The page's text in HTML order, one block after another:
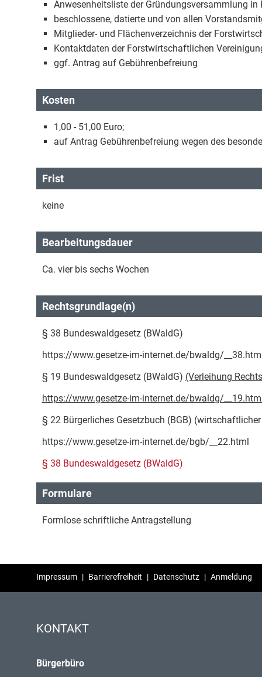
Anwesenheitsliste der Gründungsversammlung in
beschlossene, datierte und von allen
Mitglieder- und Flächenverzeichnis der
Kontaktdaten der Forstwirtschaftlichen
ggf. Antrag auf Gebührenbefreiung
Kosten
1,00 - 51,00 Euro;
auf Antrag Gebührenbefreiung wegen des
Frist
keine
Bearbeitungsdauer
Ca. vier bis sechs Wochen
Rechtsgrundlage(n)
§ 38 Bundeswaldgesetz (BWaldG)
https://www.gesetze-im-internet.de/bwaldg/
§ 19 Bundeswaldgesetz (BWaldG) (Verleihung
https://www.gesetze-im-internet.de/bwaldg/
§ 22 Bürgerliches Gesetzbuch (BGB)
https://www.gesetze-im-internet.de/bgb/__22.html
§ 38 Bundeswaldgesetz (BWaldG)
Formulare
Formlose schriftliche Antragstellung
Impressum | Barrierefreiheit | Datenschutz | Anmeldung
KONTAKT
Bürgerbüro